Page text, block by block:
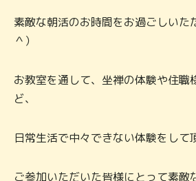
素敵な朝活のお時間をお過ごしいた
＾）
お教室を通して、坐禅の体験や住職
ど、
日常生活で中々できない体験をして
ご参加いただいた皆様にとって素敵